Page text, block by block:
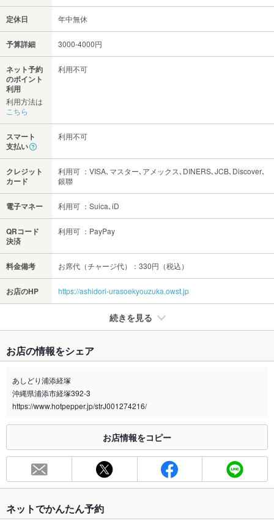
定休日 年中無休
予算詳細 3000-4000円
ネット予約
のポイント
利用
利用方法は
こちら
利用不可
スマート
支払い
利用不可
クレジット
カード
利用可 ：VISA､マスター､アメックス､DINERS､JCB､Discover､
銀聯
電子マネー 利用可 ：Suica､iD
QRコード
決済
利用可 ：PayPay
料金備考 お席代（チャージ代）：330円（税込）
お店のHP https://ashidori-urasoekyouzuka.owst.jp
続きを見る
禁煙・喫煙
全席禁煙
喫煙専用室 なし
合わせください。
お席
81席(テーブル4名席×6卓 )
容人数
お店の情報をシェア
あしどり浦添経塚
沖縄県浦添市経塚392-3
https://www.hotpepper.jp/strJ001274216/
お店情報をコピー
ネットでかんたん予約